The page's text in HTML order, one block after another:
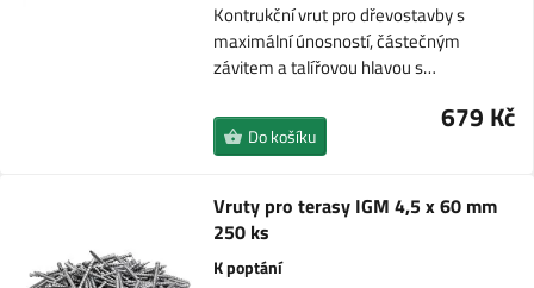
Kontrukční vrut pro dřevostavby s
maximální únosností, částečným
závitem a talířovou hlavou s…
679 Kč
Do košíku
Vruty pro terasy IGM 4,5 x 60 mm
250 ks
K poptání